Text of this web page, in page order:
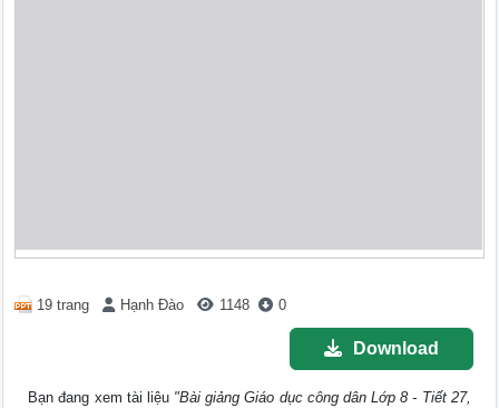
19 trang Hạnh Đào 1148 0
Download
Bạn đang xem tài liệu "Bài giảng Giáo dục công dân Lớp 8 - Tiết 27,